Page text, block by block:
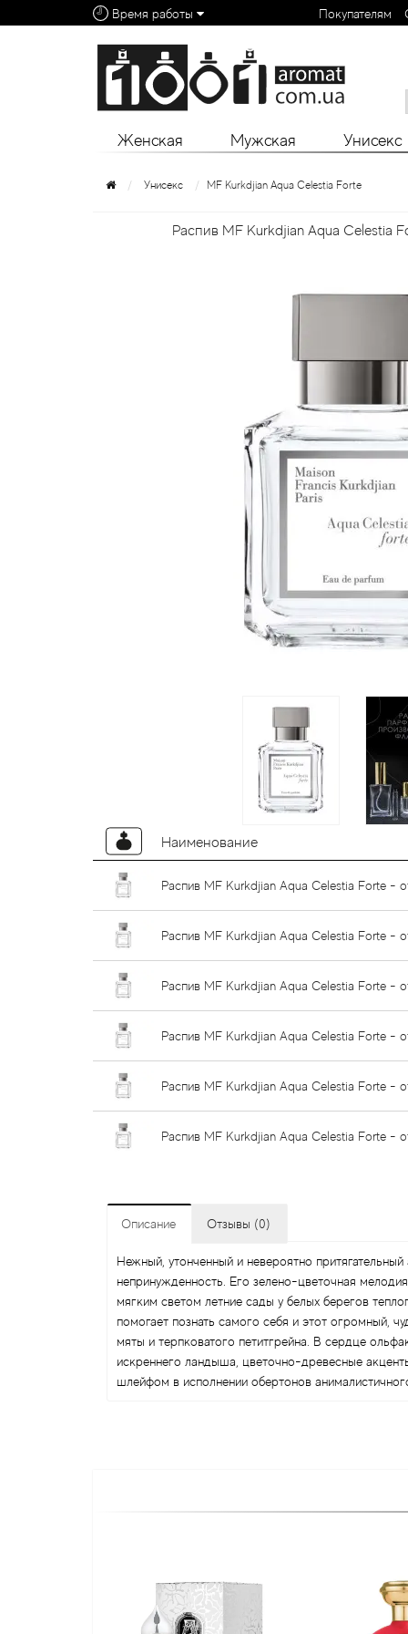
Время работы Покупателям
Алфавитный указатель: 0 - 9 A B C F G H
Женская Мужская Унисекс
Унисекс MF Kurkdjian Aqua Celestia Forte
Распив MF Kurkdjian Aqua Celestia
Наименование
Распив MF Kurkdjian Aqua Celestia Forte -
Распив MF Kurkdjian Aqua Celestia Forte -
Распив MF Kurkdjian Aqua Celestia Forte -
Распив MF Kurkdjian Aqua Celestia Forte -
Распив MF Kurkdjian Aqua Celestia Forte -
Распив MF Kurkdjian Aqua Celestia Forte -
Описание Отзывы (0)
Нежный, утонченный и невероятно
непринужденность. Его зелено-цветочная
мягким светом летние сады у белых берегов
помогает познать самого себя и этот огромный,
мяты и терпковатого петитгрейна. В сердце
искреннего ландыша, цветочно-древесные
шлейфом в исполнении обертонов